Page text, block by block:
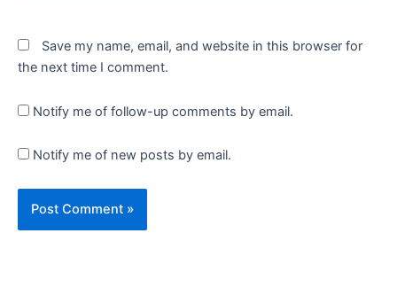
Save my name, email, and website in this browser for
the next time I comment.
Notify me of follow-up comments by email.
Notify me of new posts by email.